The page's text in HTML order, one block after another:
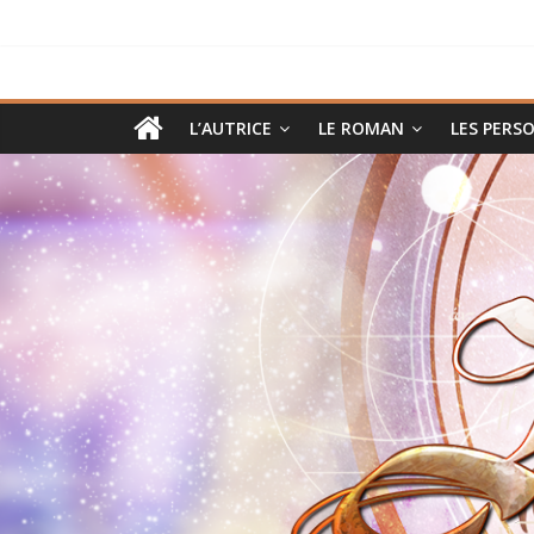
Héritages,
roman
pulp
et
fantastique
moderne
dans
L’AUTRICE LE ROMAN LES